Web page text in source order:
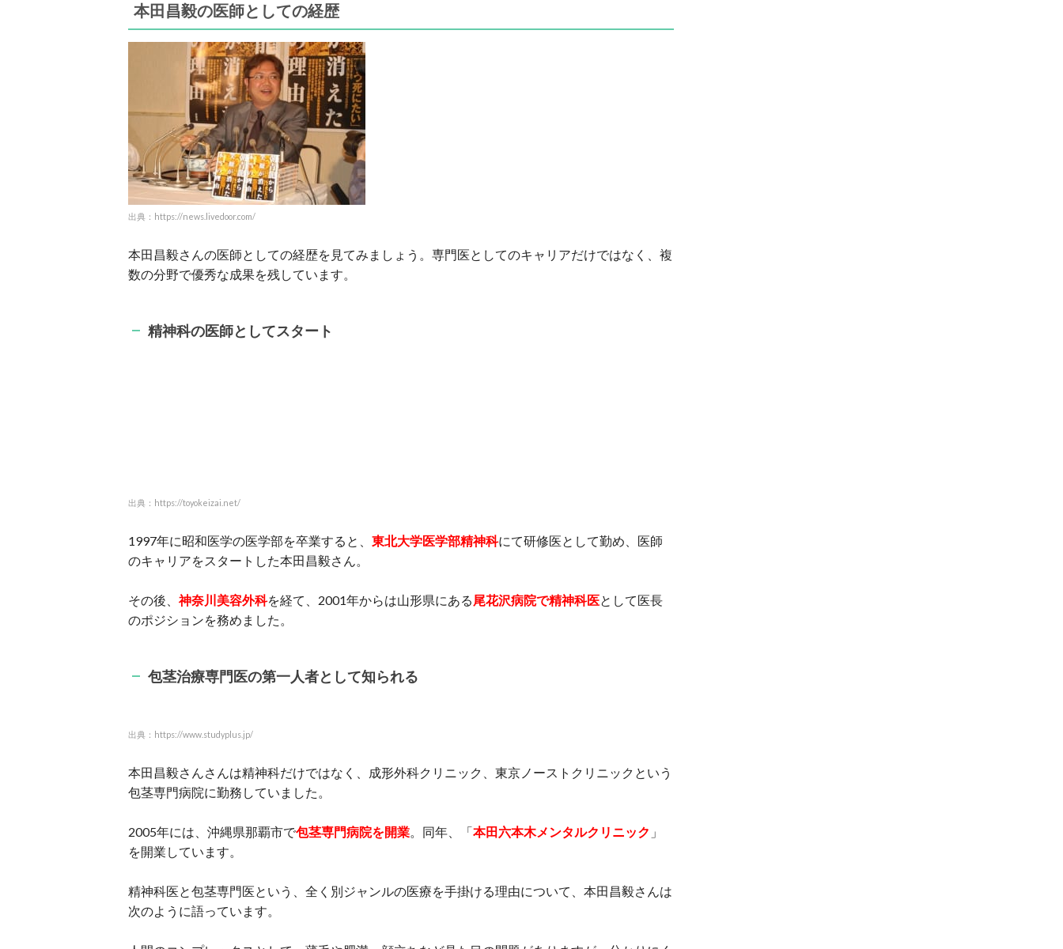
本田昌毅の医師としての経歴
出典：https://news.livedoor.com/
本田昌毅さんの医師としての経歴を見てみましょう。専門医としてのキャリアだけではなく、複
数の分野で優秀な成果を残しています。
精神科の医師としてスタート
出典：https://toyokeizai.net/
1997年に昭和医学の医学部を卒業すると、 東北大学医学部精神科にて研修医として勤め、医師
のキャリアをスタートした本田昌毅さん。
その後、神奈川美容外科を経て、2001年からは山形県にある尾花沢病院で精神科医として医長
のポジションを務めました。
包茎治療専門医の第一人者として知られる
出典：https://www.studyplus.jp/
本田昌毅さんさんは精神科だけではなく、成形外科クリニック、東京ノーストクリニックという
包茎専門病院に勤務していました。
2005年には、沖縄県那覇市で包茎専門病院を開業。同年、「本田六本木メンタルクリニック 」
を開業しています。
精神科医と包茎専門医という、全く別ジャンルの医療を手掛ける理由について、本田昌毅さんは
次のように語っています。